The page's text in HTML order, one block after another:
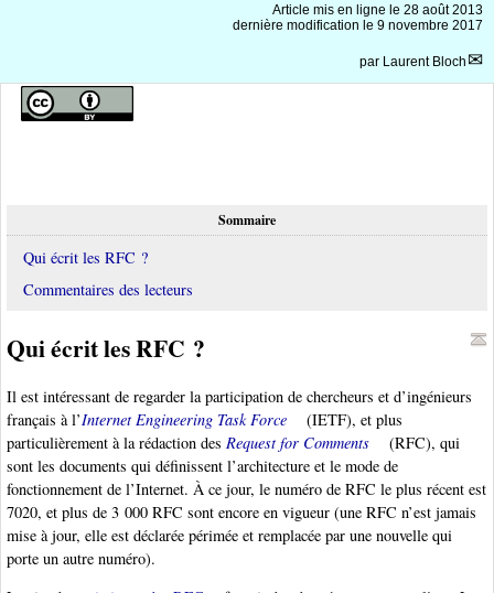
Article mis en ligne le 28 août 2013
dernière modification le 9 novembre 2017
par Laurent Bloch
Sommaire
Qui écrit les RFC ?
Commentaires des lecteurs
Qui écrit les RFC ?
Il est intéressant de regarder la participation de chercheurs et d’ingénieurs
français à l’Internet Engineering Task Force
(IETF), et plus
particulièrement à la rédaction des Request for Comments
(RFC), qui
sont les documents qui définissent l’architecture et le mode de
fonctionnement de l’Internet. À ce jour, le numéro de RFC le plus récent est
7020, et plus de 3 000 RFC sont encore en vigueur (une RFC n’est jamais
mise à jour, elle est déclarée périmée et remplacée par une nouvelle qui
porte un autre numéro).